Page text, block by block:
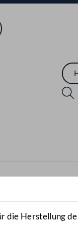
die Herstellung